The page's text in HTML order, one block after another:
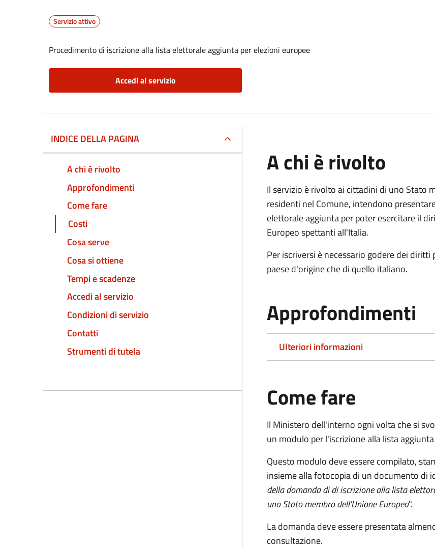
Servizio attivo
Procedimento di iscrizione alla lista elettorale aggiunta per elezioni europee
Accedi al servizio
INDICE DELLA PAGINA
A chi è rivolto
Approfondimenti
Come fare
Costi
Cosa serve
Cosa si ottiene
Tempi e scadenze
Accedi al servizio
Condizioni di servizio
Contatti
Strumenti di tutela
A chi è rivolto
Il servizio è rivolto ai cittadini di uno Stato
residenti nel Comune, intendono
elettorale aggiunta per poter esercitare il
Europeo spettanti all'Italia.
Per iscriversi è necessario godere dei
paese d'origine che di quello italiano.
Approfondimenti
Ulteriori informazioni
Come fare
Il Ministero dell'interno ogni volta che si
un modulo per l'iscrizione alla lista
Questo modulo deve essere compilato,
insieme alla fotocopia di un documento di
della domanda di di iscrizione alla lista
uno Stato membro dell'Unione Europea".
La domanda deve essere presentata
consultazione.